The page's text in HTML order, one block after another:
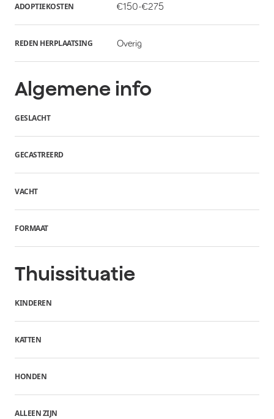
ADOPTIEKOSTEN €150-€275
REDEN HERPLAATSING Overig
Algemene info
GESLACHT
GECASTREERD
VACHT
FORMAAT
Thuissituatie
KINDEREN
KATTEN
HONDEN
ALLEEN ZIJN